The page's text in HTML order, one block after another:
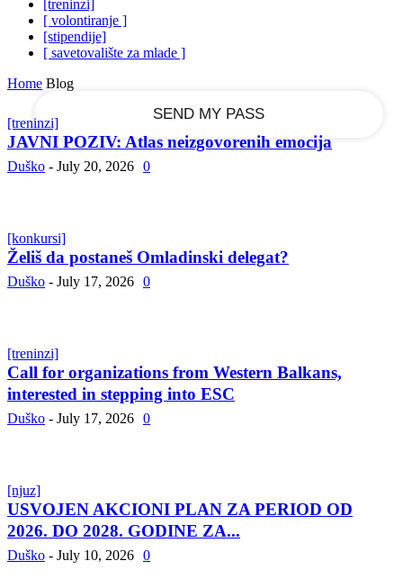
[treninzi]
[ volontiranje ]
[stipendije]
[ savetovalište za mlade ]
Home Blog
[treninzi]
JAVNI POZIV: Atlas neizgovorenih emocija
Duško - July 20, 2026 0
[konkursi]
Želiš da postaneš Omladinski delegat?
Duško - July 17, 2026 0
[treninzi]
Call for organizations from Western Balkans,
interested in stepping into ESC
Duško - July 17, 2026 0
[njuz]
USVOJEN AKCIONI PLAN ZA PERIOD OD
2026. DO 2028. GODINE ZA...
Duško - July 10, 2026 0